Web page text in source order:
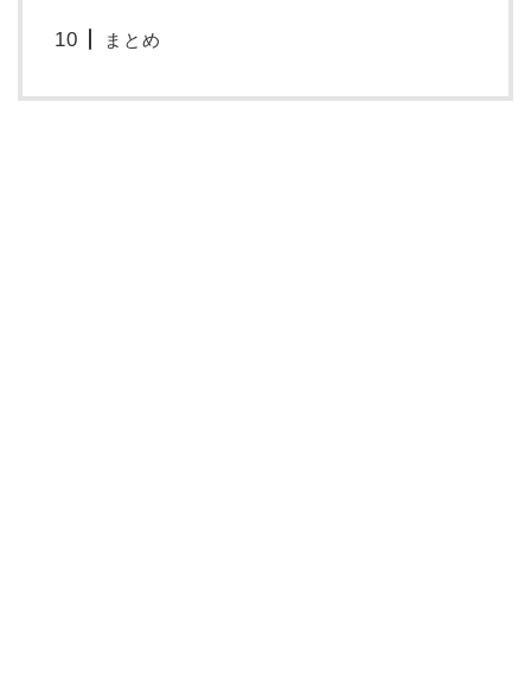
まとめ